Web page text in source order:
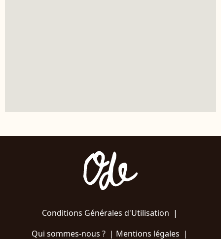
Conditions Générales d'Utilisation |
Qui sommes-nous ?| Mentions légales |